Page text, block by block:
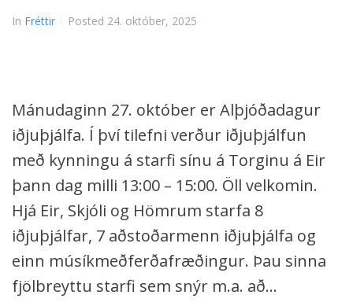
In Fréttir Posted 24. október, 2025
Mánudaginn 27. október er Alþjóðadagur
iðjuþjálfa. Í því tilefni verður iðjuþjálfun
með kynningu á starfi sínu á Torginu á Eir
þann dag milli 13:00 – 15:00. Öll velkomin.
Hjá Eir, Skjóli og Hömrum starfa 8
iðjuþjálfar, 7 aðstoðarmenn iðjuþjálfa og
einn músíkmeðferðafræðingur. Þau sinna
fjölbreyttu starfi sem snýr m.a. að...